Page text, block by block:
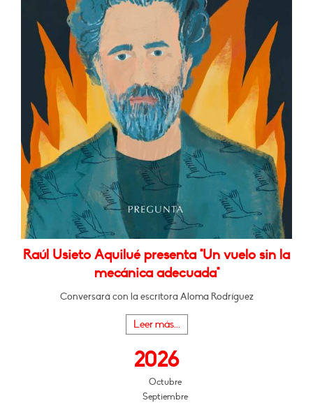
Raúl Usieto Aquilué presenta "Un vuelo sin la
mecánica adecuada"
Conversará con la escritora Aloma Rodríguez
Leer más...
2026
Octubre
Septiembre